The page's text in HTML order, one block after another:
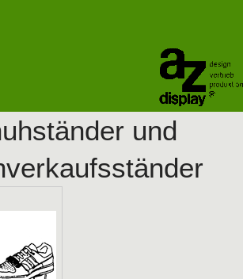
und